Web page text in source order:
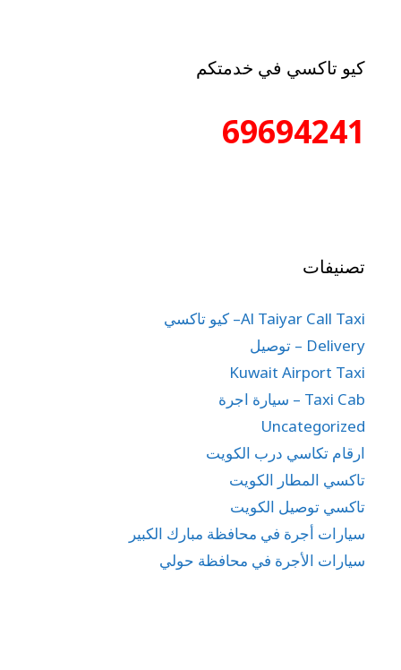
كيو تاكسي في خدمتكم
69694241
تصنيفات
Al Taiyar Call Taxi– كيو تاكسي
Delivery – توصيل
Kuwait Airport Taxi
Taxi Cab – سيارة اجرة
Uncategorized
ارقام تكاسي درب الكويت
تاكسي المطار الكويت
تاكسي توصيل الكويت
سيارات أجرة في محافظة مبارك الكبير
سيارات الأجرة في محافظة حولي